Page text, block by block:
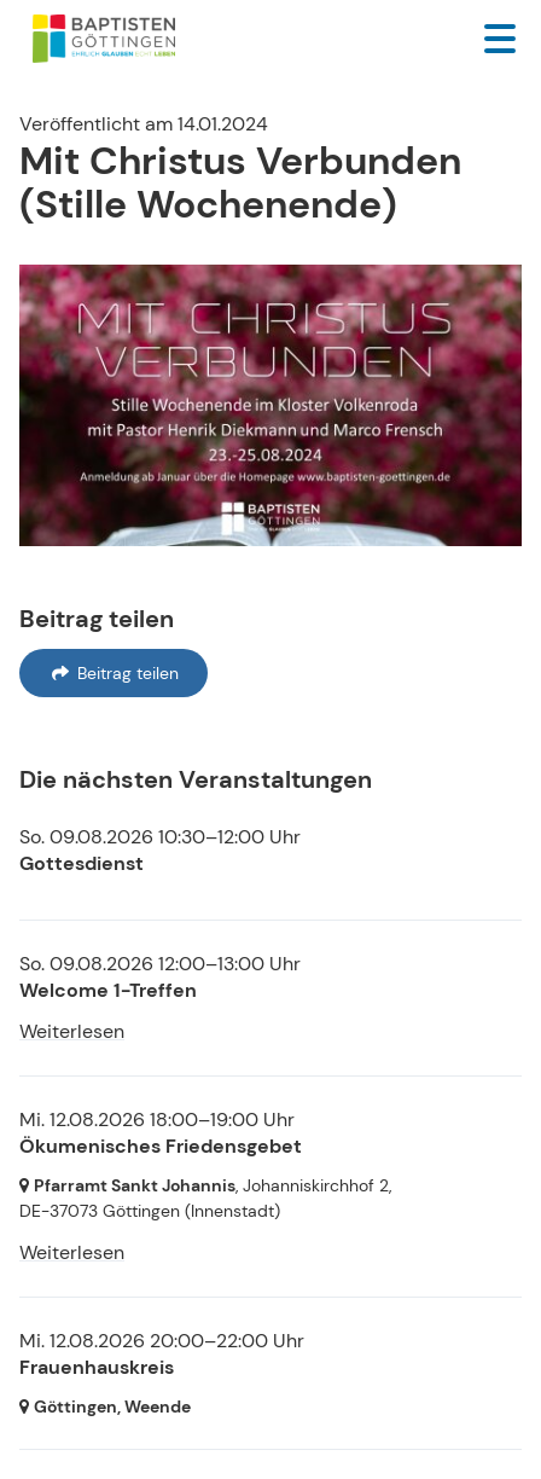
Veröffentlicht am 14.01.2024
Mit Christus Verbunden
(Stille Wochenende)
Beitrag teilen
Beitrag teilen
Die nächsten Veranstaltungen
So. 09.08.2026 10:30–12:00 Uhr
Gottesdienst
So. 09.08.2026 12:00–13:00 Uhr
Welcome 1-Treffen
Weiterlesen
Mi. 12.08.2026 18:00–19:00 Uhr
Ökumenisches Friedensgebet
Pfarramt Sankt Johannis, Johanniskirchhof 2,
DE-37073 Göttingen (Innenstadt)
Weiterlesen
Mi. 12.08.2026 20:00–22:00 Uhr
Frauenhauskreis
Göttingen, Weende